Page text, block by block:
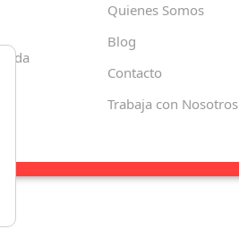
Quienes Somos
Blog
Contacto
Trabaja con Nosotros